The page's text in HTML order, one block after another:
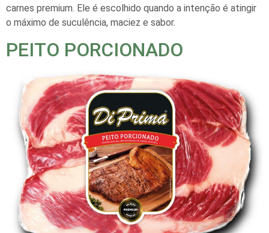
carnes premium. Ele é escolhido quando a intenção é atingir
o máximo de suculência, maciez e sabor.
PEITO PORCIONADO